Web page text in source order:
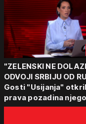
"ZELENSKI NE
ODVOJI SRBIJU OD
Gosti "Usijanja"
prava pozadina
posete Beogradu